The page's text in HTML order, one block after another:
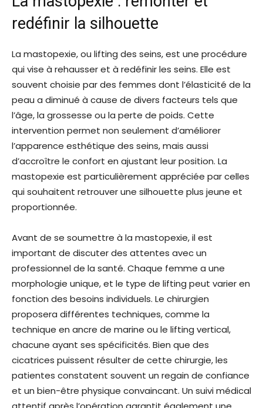
redéfinir la silhouette
La mastopexie, ou lifting des seins, est une procédure
qui vise à rehausser et à redéfinir les seins. Elle est
souvent choisie par des femmes dont l’élasticité de la
peau a diminué à cause de divers facteurs tels que
l’âge, la grossesse ou la perte de poids. Cette
intervention permet non seulement d’améliorer
l’apparence esthétique des seins, mais aussi
d’accroître le confort en ajustant leur position. La
mastopexie est particulièrement appréciée par celles
qui souhaitent retrouver une silhouette plus jeune et
proportionnée.
Avant de se soumettre à la mastopexie, il est
important de discuter des attentes avec un
professionnel de la santé. Chaque femme a une
morphologie unique, et le type de lifting peut varier en
fonction des besoins individuels. Le chirurgien
proposera différentes techniques, comme la
technique en ancre de marine ou le lifting vertical,
chacune ayant ses spécificités. Bien que des
cicatrices puissent résulter de cette chirurgie, les
patientes constatent souvent un regain de confiance
et un bien-être physique convaincant. Un suivi médical